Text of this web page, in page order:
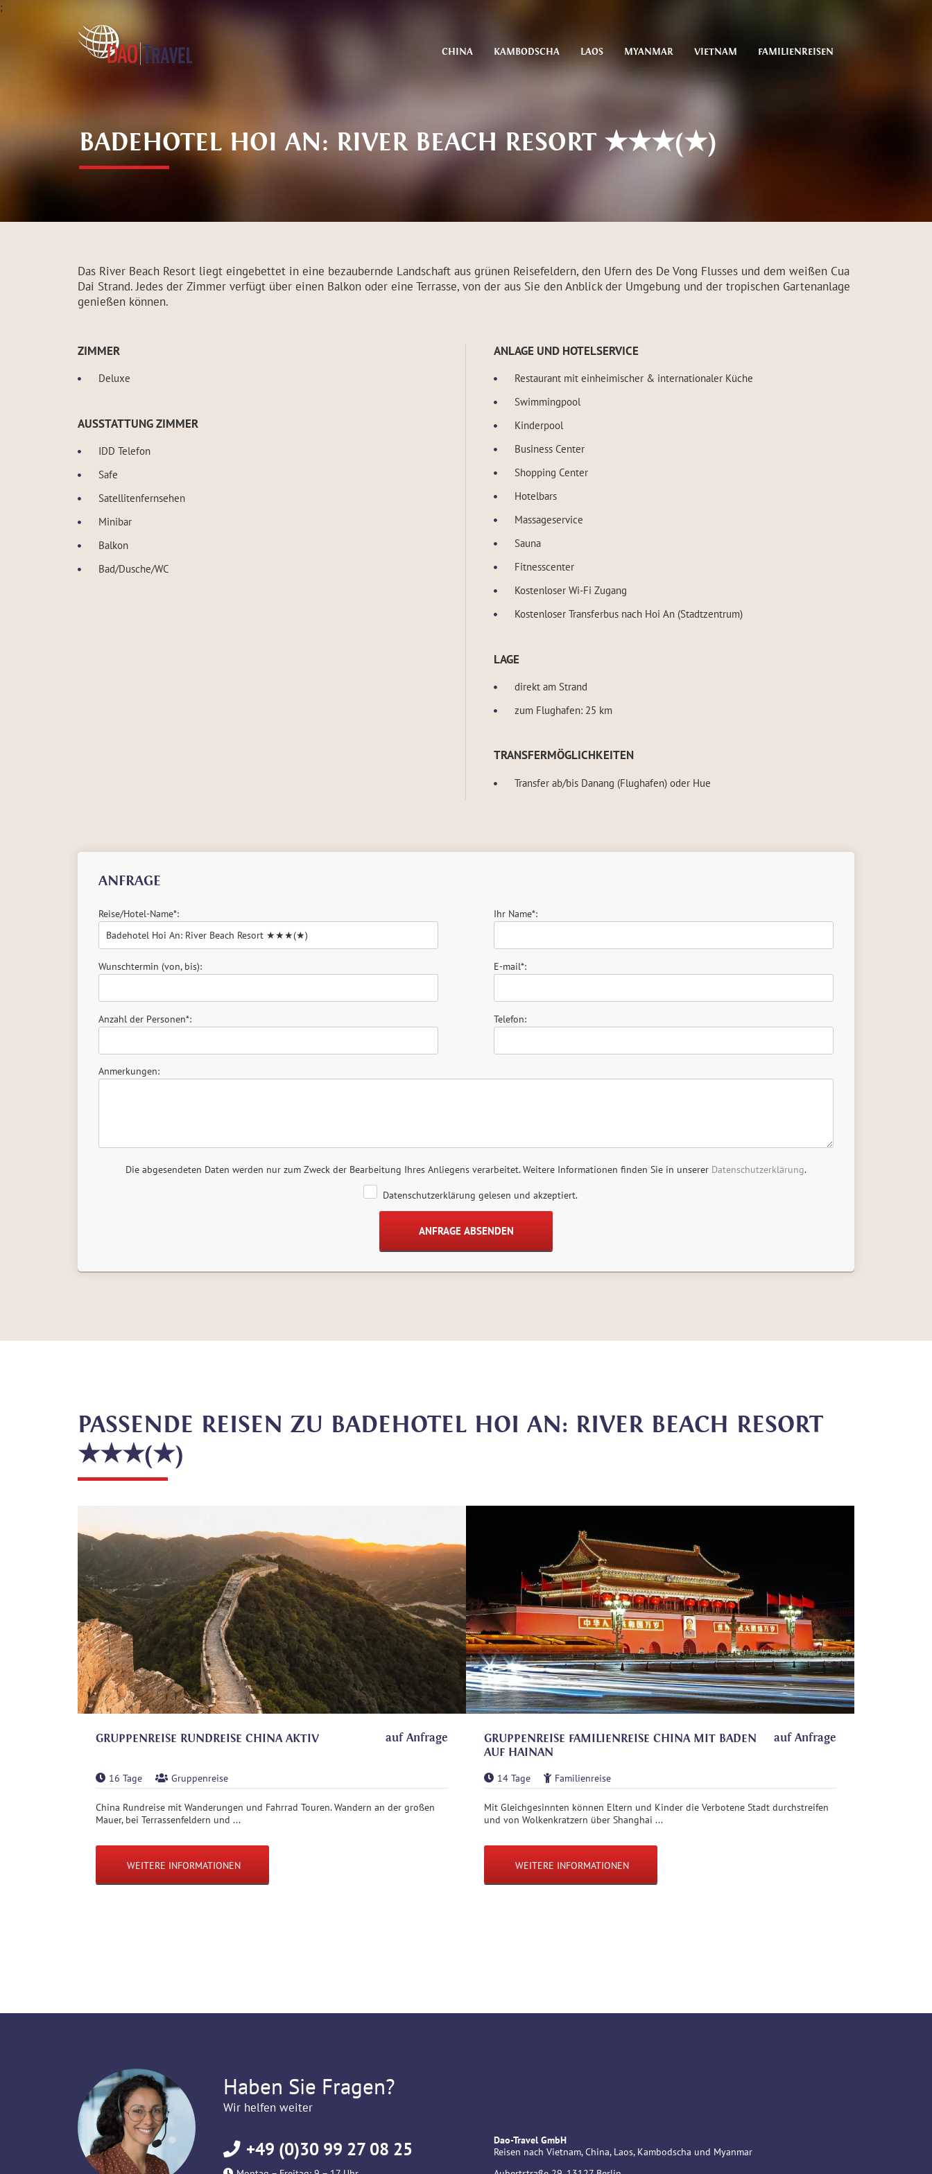
CHINA KAMBODSCHA LAOS MYANMAR VIETNAM FAMILIENREISEN
;
BADEHOTEL HOI AN: RIVER BEACH RESORT ★★★(★)
Das River Beach Resort liegt eingebettet in eine bezaubernde Landschaft aus grünen Reisefeldern, den Ufern des De Vong Flusses und dem weißen Cua
Dai Strand. Jedes der Zimmer verfügt über einen Balkon oder eine Terrasse, von der aus Sie den Anblick der Umgebung und der tropischen Gartenanlage
genießen können.
ZIMMER
Deluxe
AUSSTATTUNG ZIMMER
IDD Telefon
Safe
Satellitenfernsehen
Minibar
Balkon
Bad/Dusche/WC
ANLAGE UND HOTELSERVICE
Restaurant mit einheimischer & internationaler Küche
Swimmingpool
Kinderpool
Business Center
Shopping Center
Hotelbars
Massageservice
Sauna
Fitnesscenter
Kostenloser Wi-Fi Zugang
Kostenloser Transferbus nach Hoi An (Stadtzentrum)
LAGE
direkt am Strand
zum Flughafen: 25 km
TRANSFERMÖGLICHKEITEN
Transfer ab/bis Danang (Flughafen) oder Hue
ANFRAGE
Reise/Hotel-Name*:
Wunschtermin (von, bis):
Anzahl der Personen*:
Ihr Name*:
E-mail*:
Telefon:
Anmerkungen:
Die abgesendeten Daten werden nur zum Zweck der Bearbeitung Ihres Anliegens verarbeitet. Weitere Informationen finden Sie in unserer Datenschutzerklärung.
Datenschutzerklärung gelesen und akzeptiert.
PASSENDE REISEN ZU BADEHOTEL HOI AN: RIVER BEACH RESORT
★★★(★)
GRUPPENREISE RUNDREISE CHINA AKTIV auf Anfrage
16 Tage Gruppenreise
China Rundreise mit Wanderungen und Fahrrad Touren. Wandern an der großen
Mauer, bei Terrassenfeldern und ...
WEITERE INFORMATIONEN
GRUPPENREISE FAMILIENREISE CHINA MIT BADEN
AUF HAINAN
auf Anfrage
14 Tage Familienreise
Mit Gleichgesinnten können Eltern und Kinder die Verbotene Stadt durchstreifen
und von Wolkenkratzern über Shanghai ...
WEITERE INFORMATIONEN
Haben Sie Fragen?
Wir helfen weiter
+49 (0)30 99 27 08 25
Dao-Travel GmbH
Reisen nach Vietnam, China, Laos, Kambodscha und Myanmar